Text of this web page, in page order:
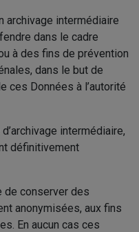
archivage intermédiaire
dans le cadre
à des fins de prévention
dans le but de
ces Données à l’autorité
intermédiaire,
définitivement
de conserver des
anonymisées, aux fins
En aucun cas ces